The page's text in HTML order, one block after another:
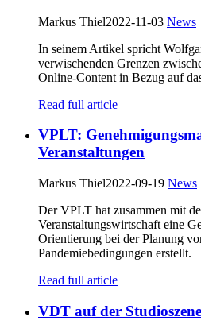
Markus Thiel2022-11-03 News
In seinem Artikel spricht
verwischenden Grenzen
Online-Content in Bezug auf
Read full article
VPLT:
Veranstaltungen
Markus Thiel2022-09-19 News
Der VPLT hat zusammen mit
Veranstaltungswirtschaft eine
Orientierung bei der Planung
Pandemiebedingungen erstellt.
Read full article
VDT auf der